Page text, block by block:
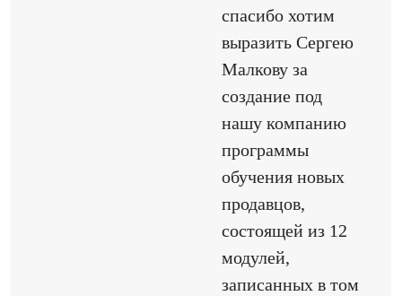
спасибо хотим
выразить Сергею
Малкову за
создание под
нашу компанию
программы
обучения новых
продавцов,
состоящей из 12
модулей,
записанных в том